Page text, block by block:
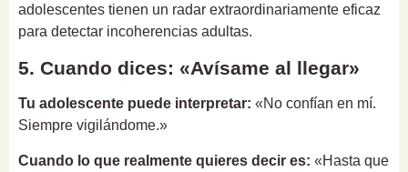
adolescentes tienen un radar extraordinariamente eficaz
para detectar incoherencias adultas.
5. Cuando dices: «Avísame al llegar»
Tu adolescente puede interpretar: «No confían en mí.
Siempre vigilándome.»
Cuando lo que realmente quieres decir es: «Hasta que